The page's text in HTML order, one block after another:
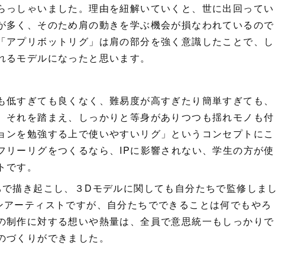
っしゃいました。理由を紐解いていくと、世に出回ってい
多く、そのため肩の動きを学ぶ機会が損なわれているので
アプリボットリグ」は肩の部分を強く意識したことで、し
モデルになったと思います。
すぎても良くなく、難易度が高すぎたり簡単すぎても、
それを踏まえ、しっかりと等身がありつつも揺れモノも付
を勉強する上で使いやすいリグ」というコンセプトにこ
リーリグをつくるなら、IPに影響されない、学生の方が使
す。
き起こし、３Dモデルに関しても自分たちで監修しまし
ーティストですが、自分たちでできることは何でもやろ
制作に対する想いや熱量は、全員で意思統一もしっかりで
くりができました。